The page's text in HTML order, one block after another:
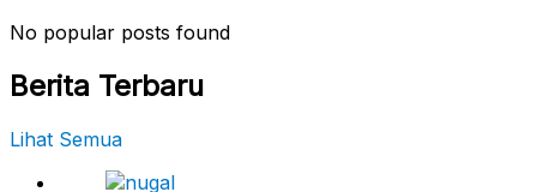
No popular posts found
Berita Terbaru
Lihat Semua